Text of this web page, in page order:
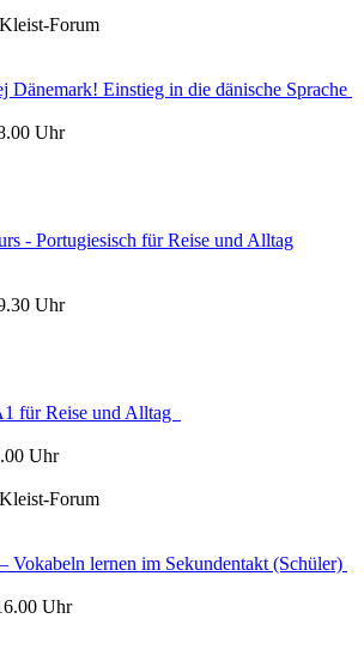
Forum
Dänemark! Einstieg in die dänische Sprache
Uhr
- Portugiesisch für Reise und Alltag
Uhr
für Reise und Alltag
Uhr
Forum
Vokabeln lernen im Sekundentakt (Schüler)
Uhr